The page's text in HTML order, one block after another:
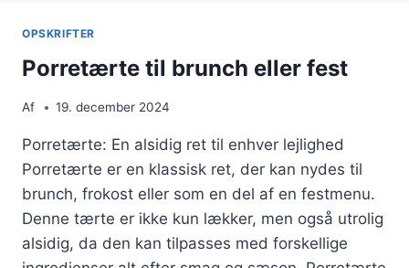
OPSKRIFTER
Porretærte til brunch eller fest
Af 19. december 2024
Porretærte: En alsidig ret til enhver lejlighed
Porretærte er en klassisk ret, der kan nydes til
brunch, frokost eller som en del af en festmenu.
Denne tærte er ikke kun lækker, men også utrolig
alsidig, da den kan tilpasses med forskellige